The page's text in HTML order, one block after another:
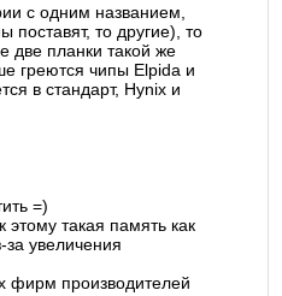
с одним названием,
то другие), то
две планки такой же
греются чипы Elpida и
в стандарт, Hynix и
=)
такая память как
увеличения
фирм производителей